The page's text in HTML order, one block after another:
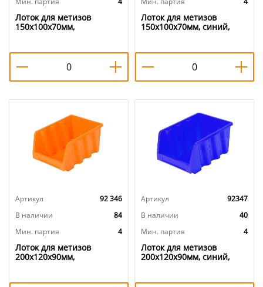
Лоток для метизов
150х100х70мм,
Лоток для метизов
150х100х70мм, синий,
Артикул
92 346
В наличии
84
Мин. партия
4
Лоток для метизов
200х120х90мм,
Артикул
92347
В наличии
40
Мин. партия
4
Лоток для метизов
200х120х90мм, синий,